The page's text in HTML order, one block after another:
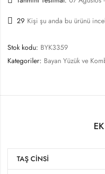
29 Kişi şu anda bu ürünü
Stok kodu: BYK3359
Kategoriler: Bayan Yüzük ve
TAŞ CINSI